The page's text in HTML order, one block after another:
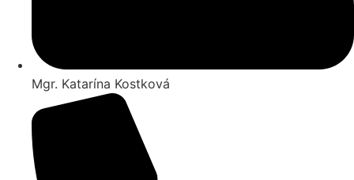
Mgr. Katarína Kostková